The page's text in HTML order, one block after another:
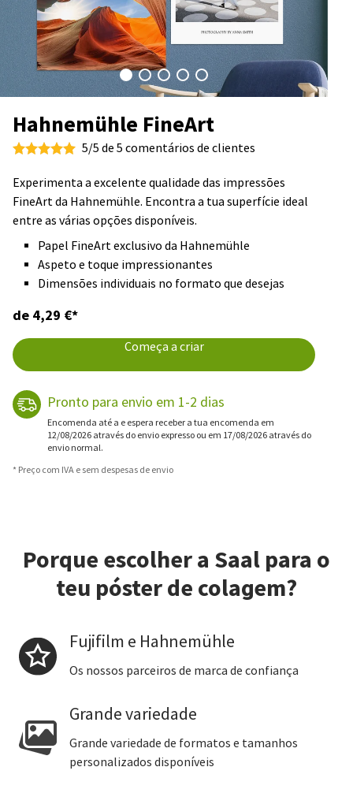
Hahnemühle FineArt
5/5 de 5 comentários de clientes
Experimenta a excelente qualidade das impressões
FineArt da Hahnemühle. Encontra a tua superfície ideal
entre as várias opções disponíveis.
Papel FineArt exclusivo da Hahnemühle
Aspeto e toque impressionantes
Dimensões individuais no formato que desejas
de 4,29 €*
Começa a criar
Pronto para envio em 1-2 dias
Encomenda até a e espera receber a tua encomenda em
12/08/2026 através do envio expresso ou em 17/08/2026 através do
envio normal.
* Preço com IVA e sem despesas de envio
Porque escolher a Saal para o
teu póster de colagem?
Fujifilm e Hahnemühle
Os nossos parceiros de marca de confiança
Grande variedade
Grande variedade de formatos e tamanhos
personalizados disponíveis